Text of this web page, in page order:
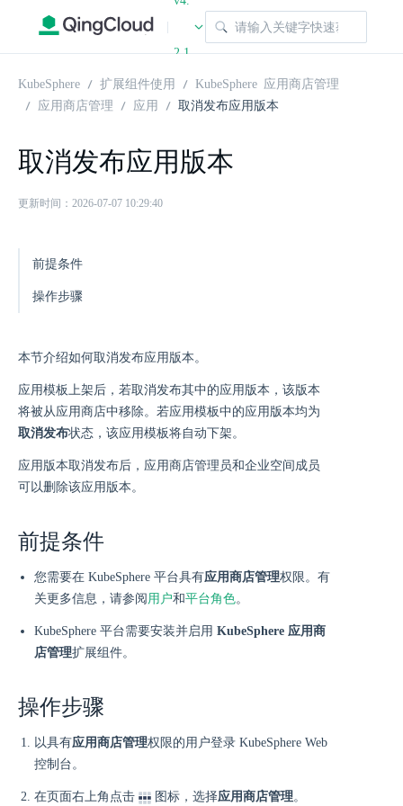
|
2.1
KubeSphere 扩展组件使用
KubeSphere 应用商店管理
应用商店管理
应用 取消发布应用版本
取消发布应用版本
更新时间：2026-07-07 10:29:40
前提条件
操作步骤
本节介绍如何取消发布应用版本。
应用模板上架后，若取消发布其中的应用版本，该版本
将被从应用商店中移除。若应用模板中的应用版本均为
取消发布状态，该应用模板将自动下架。
应用版本取消发布后，应用商店管理员和企业空间成员
可以删除该应用版本。
前提条件
您需要在 KubeSphere 平台具有应用商店管理权限。有
关更多信息，请参阅 用户和平台角色。
KubeSphere 平台需要安装并启用 KubeSphere 应用商
店管理扩展组件。
操作步骤
以具有应用商店管理权限的用户登录 KubeSphere Web
控制台。
在页面右上角点击 图标，选择应用商店管理。